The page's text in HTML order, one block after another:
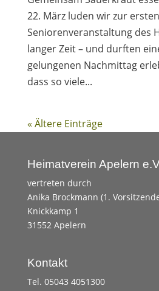
22. März luden wir zur
Seniorenveranstaltung des
langer Zeit – und durften
gelungenen Nachmittag
dass so viele...
« Ältere Einträge
Heimatverein Apelern
vertreten durch
Anika Brockmann (1.
Knickkamp 1
31552 Apelern
Kontakt
Tel. 05043 4051300